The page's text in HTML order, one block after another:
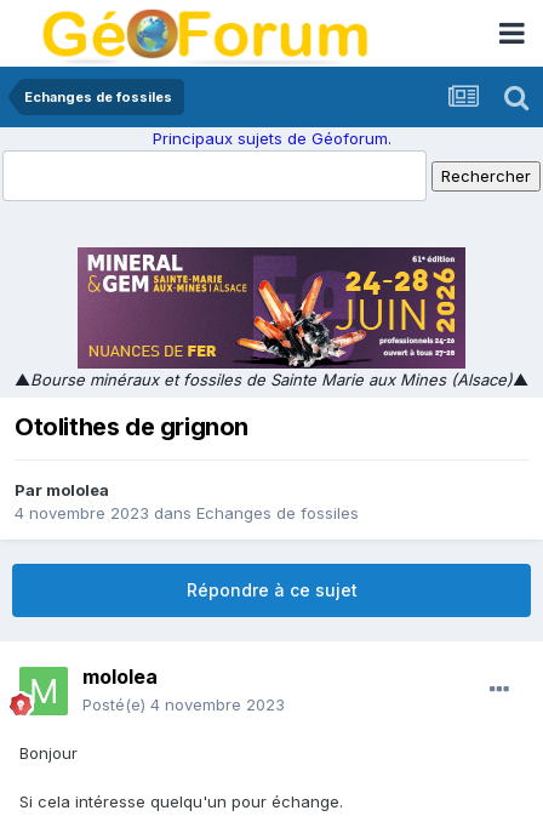
Echanges de fossiles
Principaux sujets de Géoforum.
▲Bourse minéraux et fossiles de Sainte Marie aux Mines (Alsace)▲
Otolithes de grignon
Par mololea
4 novembre 2023 dans Echanges de fossiles
Répondre à ce sujet
mololea
Posté(e) 4 novembre 2023
Bonjour
Si cela intéresse quelqu'un pour échange.